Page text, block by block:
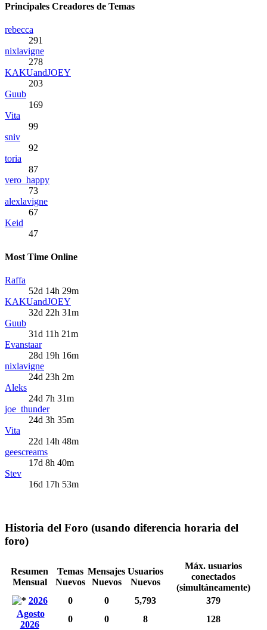
Principales Creadores de Temas
rebecca
291
nixlavigne
278
KAKUandJOEY
203
Guub
169
Vita
99
sniv
92
toria
87
vero_happy
73
alexlavigne
67
Keid
47
Most Time Online
Raffa
52d 14h 29m
KAKUandJOEY
32d 22h 31m
Guub
31d 11h 21m
Evanstaar
28d 19h 16m
nixlavigne
24d 23h 2m
Aleks
24d 7h 31m
joe_thunder
24d 3h 35m
Vita
22d 14h 48m
geescreams
17d 8h 40m
Stev
16d 17h 53m
Historia del Foro (usando diferencia horaria del
foro)
Resumen
Mensual
Temas
Nuevos
Mensajes
Nuevos
Usuarios
Nuevos
Máx. usuarios
conectados
(simultáneamente)
2026
0 0 5,793
379
Agosto
2026
0 0 8
128